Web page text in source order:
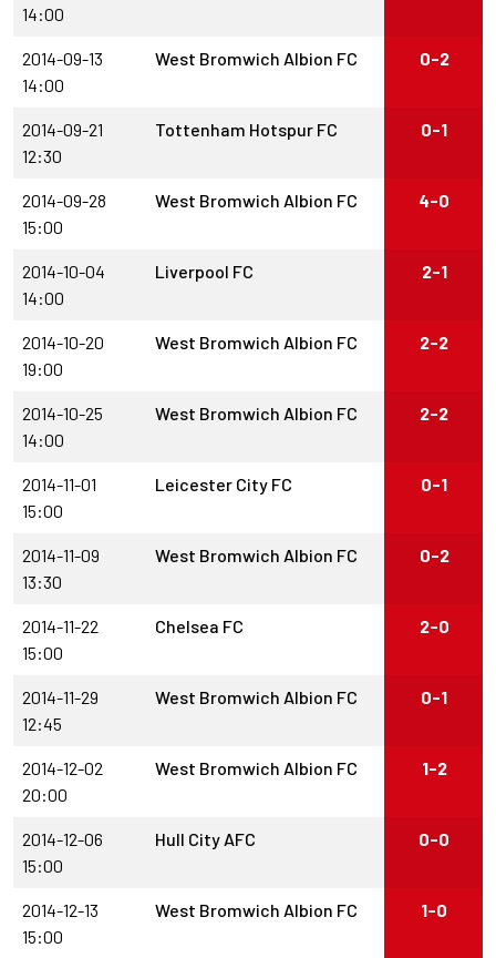
14:00
2014-09-13
14:00
West Bromwich Albion FC 0-2
2014-09-21
12:30
Tottenham Hotspur FC 0-1
2014-09-28
15:00
West Bromwich Albion FC 4-0
2014-10-04
14:00
Liverpool FC 2-1
2014-10-20
19:00
West Bromwich Albion FC 2-2
2014-10-25
14:00
West Bromwich Albion FC 2-2
2014-11-01
15:00
Leicester City FC 0-1
2014-11-09
13:30
West Bromwich Albion FC 0-2
2014-11-22
15:00
Chelsea FC 2-0
2014-11-29
12:45
West Bromwich Albion FC 0-1
2014-12-02
20:00
West Bromwich Albion FC 1-2
2014-12-06
15:00
Hull City AFC 0-0
2014-12-13
15:00
West Bromwich Albion FC 1-0